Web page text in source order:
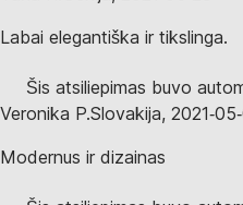
Labai elegantiška ir tikslinga.
Šis atsiliepimas buvo
Veronika P.Slovakija,
Modernus ir dizainas